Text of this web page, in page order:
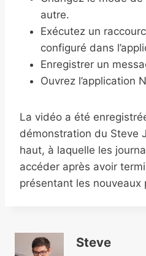
autre.
Exécutez un
configuré dans
Enregistrer un
Ouvrez l’application
La vidéo a été
démonstration du Steve
haut, à laquelle les
accéder après avoir
présentant les nouveaux
Steve